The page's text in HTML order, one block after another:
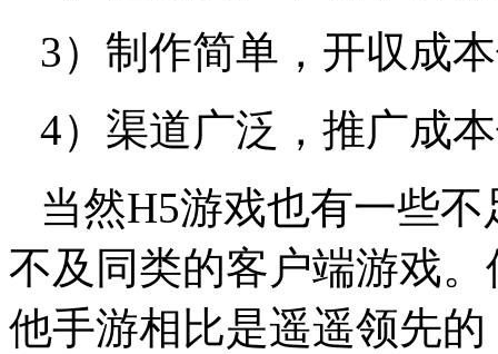
3）制作简单，开収成
4）渠道广泛，推广成
当然H5游戏也有一些
不及同类的客户端游戏
他手游相比是遥遥领先